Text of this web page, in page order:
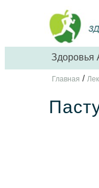
Здоровья
Главная /